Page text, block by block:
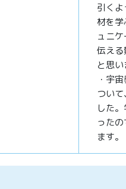
引く
材を学
ュニ
伝え
と思い
・宇
つい
した
った
ます。